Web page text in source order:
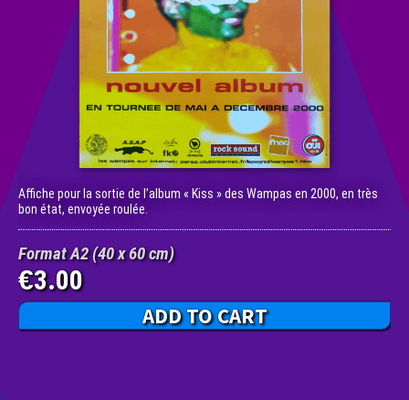
Affiche pour la sortie de l’album « Kiss » des Wampas en 2000, en très
bon état, envoyée roulée.
Format A2 (40 x 60 cm)
€3.00
ADD TO CART